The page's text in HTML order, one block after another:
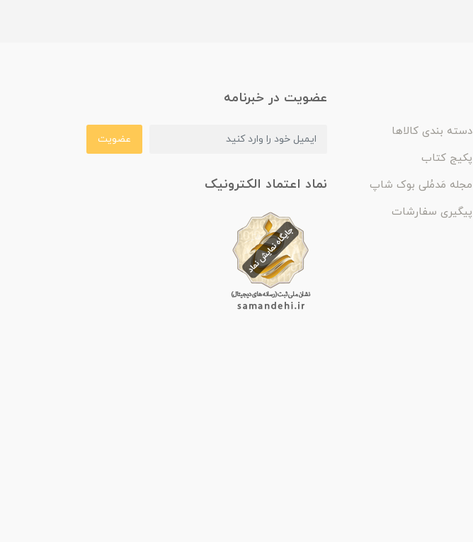
دسته بندی کالاها
پکیج کتاب
مجله مَدمُلی بوک شاپ
پیگیری سفارشات
عضویت در خبرنامه
عضویت
نماد اعتماد الکترونیک